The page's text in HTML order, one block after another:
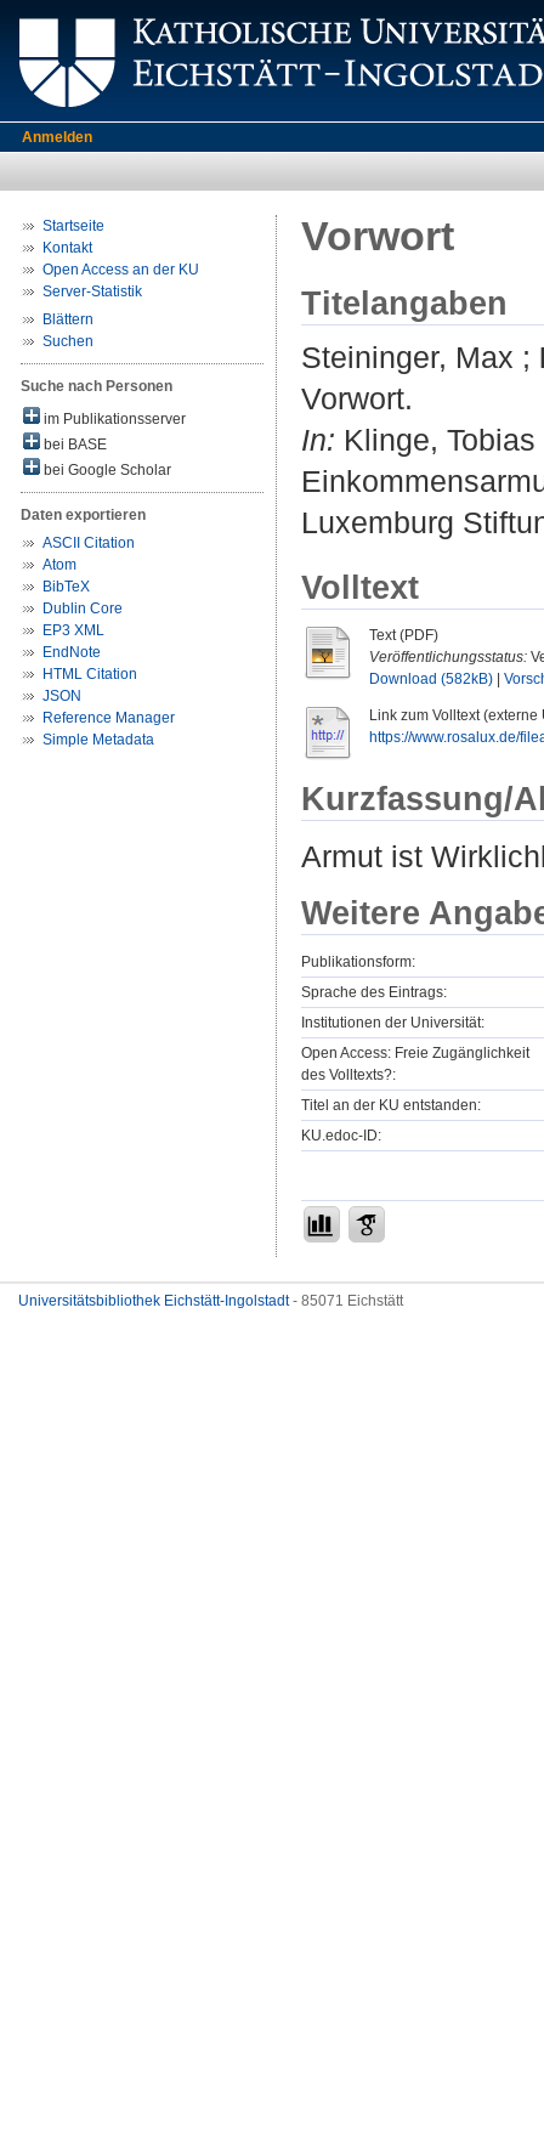
Anmelden
Startseite
Kontakt
Open Access an der KU
Server-Statistik
Blättern
Suchen
Suche nach Personen
im Publikationsserver
bei BASE
bei Google Scholar
Daten exportieren
ASCII Citation
Atom
BibTeX
Dublin Core
EP3 XML
EndNote
HTML Citation
JSON
Reference Manager
Simple Metadata
Vorwort
Titelangaben
Steininger, Max ;
Vorwort.
In: Klinge,
Luxemburg
Volltext
Text (PDF)
Veröffentlichungsstatus:
Download (582kB)
Link zum Volltext (externe
https://www.rosalux.de/
Kurzfassung/
Armut ist
Weitere
Publikationsform:
Sprache des Eintrags:
Institutionen der Universität:
Open Access: Freie Zugänglichkeit
des Volltexts?:
Titel an der KU entstanden:
KU.edoc-ID:
Universitätsbibliothek Eichstätt-Ingolstadt- 85071 Eichstätt